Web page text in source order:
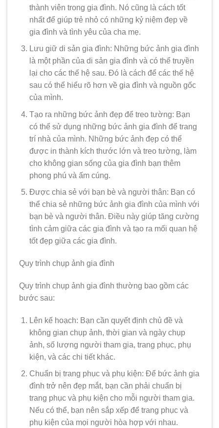
thành viên trong gia đình. Nó cũng là cách tốt
nhất để giúp trẻ nhỏ có những kỷ niệm đẹp về
gia đình và tình yêu của cha mẹ.
Lưu giữ di sản gia đình: Những bức ảnh gia đình
là một phần của di sản gia đình và có thể truyền
lại cho các thế hệ sau. Đó là cách để các thế hệ
sau có thể hiểu rõ hơn về gia đình và nguồn gốc
của mình.
Tạo ra những bức ảnh đẹp để treo tường: Bạn
có thể sử dụng những bức ảnh gia đình để trang
trí nhà của mình. Những bức ảnh đẹp có thể
được in thành kích thước lớn và treo tường, làm
cho không gian sống của gia đình bạn thêm
phong phú và ấm cúng.
Được chia sẻ với bạn bè và người thân: Bạn có
thể chia sẻ những bức ảnh gia đình của mình với
bạn bè và người thân. Điều này giúp tăng cường
tình cảm giữa các gia đình và tạo ra mối quan hệ
tốt đẹp giữa các gia đình.
Quy trình chụp ảnh gia đình
Quy trình chụp ảnh gia đình thường bao gồm các
bước sau:
Lên kế hoạch: Bạn cần quyết định chủ đề và
không gian chụp ảnh, thời gian và ngày chụp
ảnh, số lượng người tham gia, trang phục, phụ
kiện, và các chi tiết khác.
Chuẩn bị trang phục và phụ kiện: Để bức ảnh gia
đình trở nên đẹp mắt, bạn cần phải chuẩn bị
trang phục và phụ kiện cho mỗi người tham gia.
Nếu có thể, bạn nên sắp xếp để trang phục và
phụ kiện của mọi người hòa hợp với nhau.